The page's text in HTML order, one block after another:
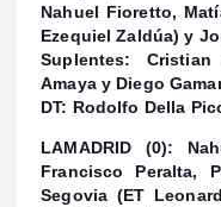
Nahuel Fioretto,
Ezequiel Zaldúa) y
Suplentes:
Amaya y Diego
DT: Rodolfo Della
LAMADRID (0):
Francisco Peralta,
Segovia (ET